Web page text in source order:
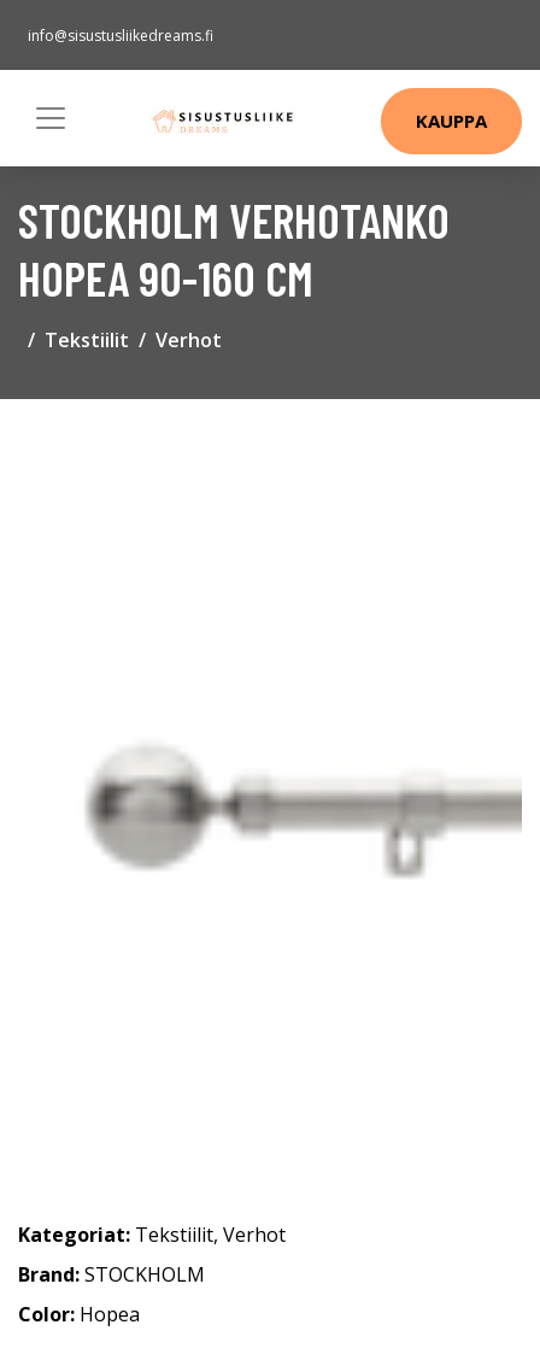
info@sisustusliikedreams.fi
KAUPPA
STOCKHOLM VERHOTANKO
HOPEA 90-160 CM
Tekstiilit Verhot
Kategoriat: Tekstiilit, Verhot
Brand:STOCKHOLM
Color: Hopea